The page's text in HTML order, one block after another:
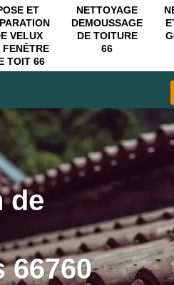
ET
VELUX
FENÊTRE
TOIT 66
NETTOYAGE
DEMOUSSAGE
DE TOITURE
66
de
66760